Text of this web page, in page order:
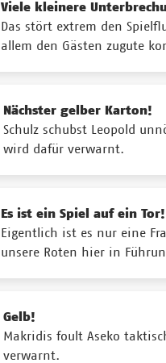
Viele kleinere
Das stört extrem den
allem den Gästen zugute
Nächster gelber Karton!
Schulz schubst Leopold
wird dafür verwarnt.
Es ist ein Spiel auf ein Tor!
Eigentlich ist es nur eine
unsere Roten hier in
Gelb!
Makridis foult Aseko
verwarnt.